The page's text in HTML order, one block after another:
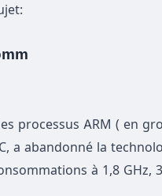
processus ARM ( en
a abandonné la
à 1,8